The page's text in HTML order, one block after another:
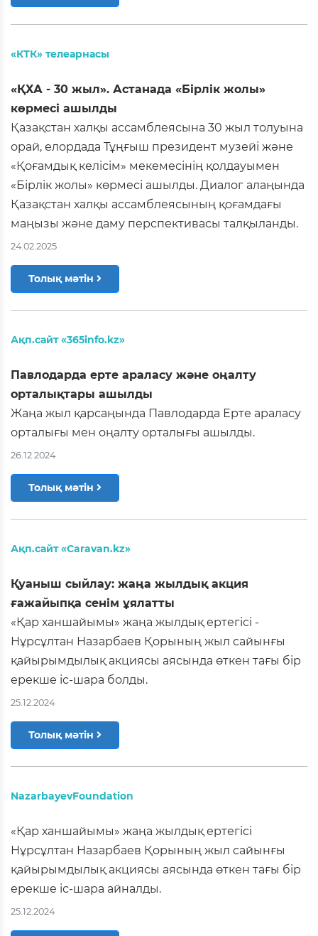
«КТК» телеарнасы
«ҚХА - 30 жыл». Астанада «Бірлік жолы»
көрмесі ашылды
Қазақстан халқы ассамблеясына 30 жыл толуына
орай, елордада Тұңғыш президент музейі және
«Қоғамдық келісім» мекемесінің қолдауымен
«Бірлік жолы» көрмесі ашылды. Диалог алаңында
Қазақстан халқы ассамблеясының қоғамдағы
маңызы және даму перспективасы талқыланды.
24.02.2025
Толық мәтін
Ақп.сайт «365info.kz»
Павлодарда ерте араласу және оңалту
орталықтары ашылды
Жаңа жыл қарсаңында Павлодарда Ерте араласу
орталығы мен оңалту орталығы ашылды.
26.12.2024
Толық мәтін
Ақп.сайт «Caravan.kz»
Қуаныш сыйлау: жаңа жылдық акция
ғажайыпқа сенім ұялатты
«Қар ханшайымы» жаңа жылдық ертегісі -
Нұрсұлтан Назарбаев Қорының жыл сайынғы
қайырымдылық акциясы аясында өткен тағы бір
ерекше іс-шара болды.
25.12.2024
Толық мәтін
NazarbayevFoundation
«Қар ханшайымы» жаңа жылдық ертегісі
Нұрсұлтан Назарбаев Қорының жыл сайынғы
қайырымдылық акциясы аясында өткен тағы бір
ерекше іс-шара айналды.
25.12.2024